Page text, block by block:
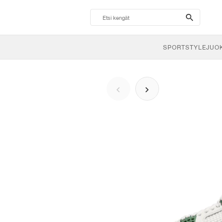
search-
btn
SPORTSTYLE